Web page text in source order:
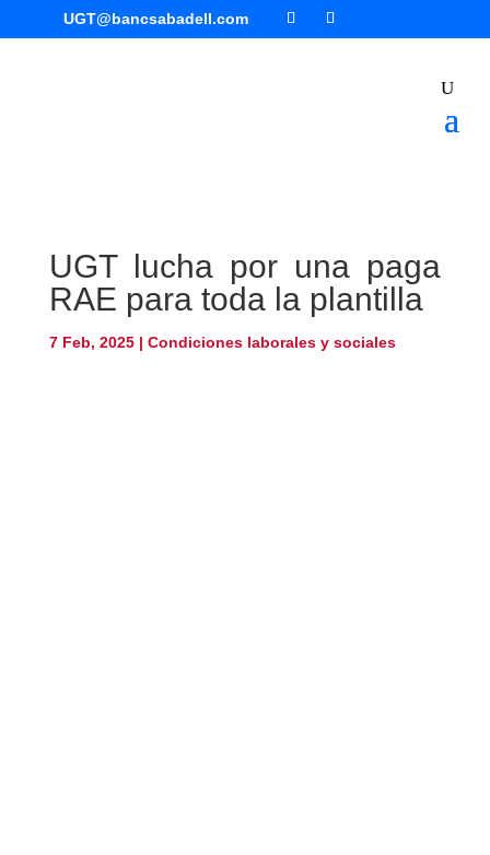
UGT@bancsabadell.com
UGT lucha por una paga
RAE para toda la plantilla
7 Feb, 2025| Condiciones laborales y sociales